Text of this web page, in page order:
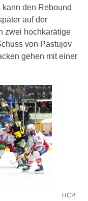
den Rebound
auf der
zwei hochkarätige
von Pastujov
gehen mit einer
HCP